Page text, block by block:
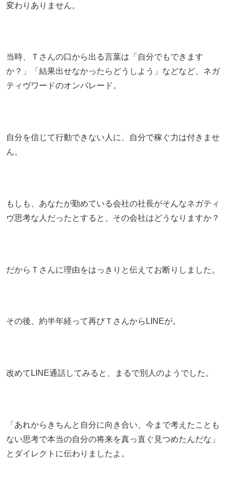
変わりありません。
当時、Ｔさんの口から出る言葉は「自分でもできます
か？」「結果出せなかったらどうしよう」などなど、ネガ
ティヴワードのオンパレード。
自分を信じて行動できない人に、自分で稼ぐ力は付きませ
ん。
もしも、あなたが勤めている会社の社長がそんなネガティ
ヴ思考な人だったとすると、その会社はどうなりますか？
だからＴさんに理由をはっきりと伝えてお断りしました。
その後、約半年経って再びＴさんからLINEが。
改めてLINE通話してみると、まるで別人のようでした。
「あれからきちんと自分に向き合い、今まで考えたことも
ない思考で本当の自分の将来を真っ直ぐ見つめたんだな」
とダイレクトに伝わりましたよ。